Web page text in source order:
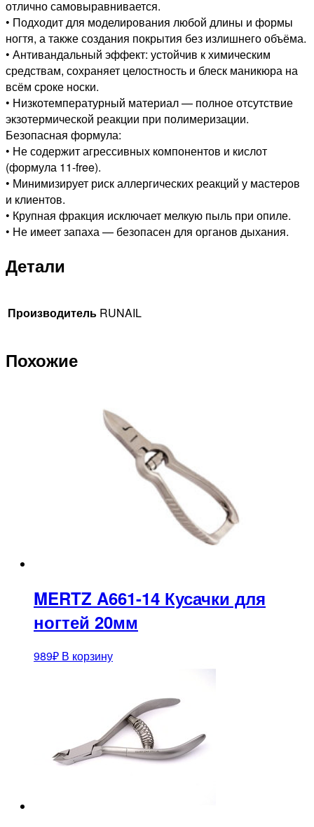
отлично самовыравнивается.
• Подходит для моделирования любой длины и формы
ногтя, а также создания покрытия без излишнего объёма.
• Антивандальный эффект: устойчив к химическим
средствам, сохраняет целостность и блеск маникюра на
всём сроке носки.
• Низкотемпературный материал — полное отсутствие
экзотермической реакции при полимеризации.
Безопасная формула:
• Не содержит агрессивных компонентов и кислот
(формула 11-free).
• Минимизирует риск аллергических реакций у мастеров
и клиентов.
• Крупная фракция исключает мелкую пыль при опиле.
• Не имеет запаха — безопасен для органов дыхания.
Детали
Производитель RUNAIL
Похожие
MERTZ A661-14 Кусачки для
ногтей 20мм
989₽ В корзину